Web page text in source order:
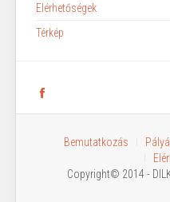
Elérhetőségek
Térkép
Bemutatkozás
Copyright© 2014 -